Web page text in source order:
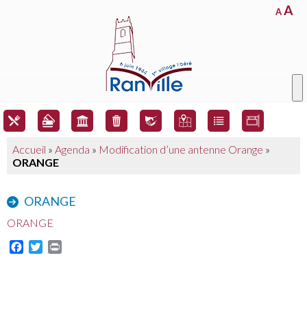
AA
Accueil » Agenda » Modification d’une antenne Orange »
ORANGE
ORANGE
ORANGE
Facebook
Twitter